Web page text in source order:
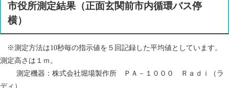
市役所測定結果（正面玄関前市内循環バス停
横）
※測定方法は10秒毎の指示値を５回記録した平均値としています。
測定高さは１ｍ。
測定機器：株式会社堀場製作所 ＰＡ－１０００ Ｒａｄｉ（ラ
ディ）